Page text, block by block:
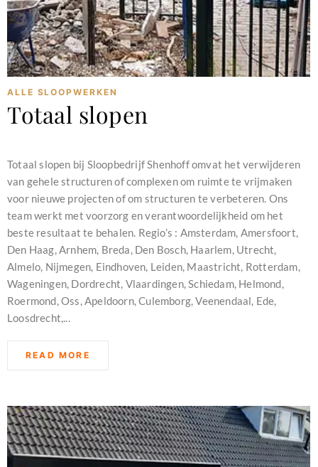
ALLE SLOOPWERKEN
Totaal slopen
Totaal slopen bij Sloopbedrijf Shenhoff omvat het verwijderen
van gehele structuren of complexen om ruimte te vrijmaken
voor nieuwe projecten of om structuren te verbeteren. Ons
team werkt met voorzorg en verantwoordelijkheid om het
beste resultaat te behalen. Regio’s : Amsterdam, Amersfoort,
Den Haag, Arnhem, Breda, Den Bosch, Haarlem, Utrecht,
Almelo, Nijmegen, Eindhoven, Leiden, Maastricht, Rotterdam,
Wageningen, Dordrecht, Vlaardingen, Schiedam, Helmond,
Roermond, Oss, Apeldoorn, Culemborg, Veenendaal, Ede,
Loosdrecht,...
READ MORE